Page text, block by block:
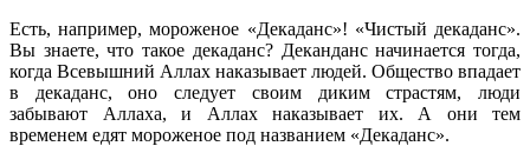
Есть, например, мороженое «Декаданс»! «Чистый декаданс».
Вы знаете, что такое декаданс? Деканданс начинается тогда,
когда Всевышний Аллах наказывает людей. Общество впадает
в декаданс, оно следует своим диким страстям, люди
забывают Аллаха, и Аллах наказывает их. А они тем
временем едят мороженое под названием «Декаданс».